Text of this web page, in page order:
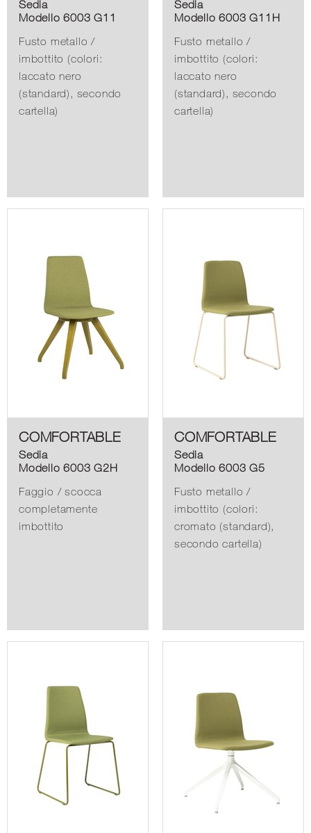
Sedia
Modello 6003 G11
Fusto metallo /
imbottito (colori:
laccato nero
(standard), secondo
cartella)
Sedia
Modello 6003 G11H
Fusto metallo /
imbottito (colori:
laccato nero
(standard), secondo
cartella)
COMFORTABLE
Sedia
Modello 6003 G2H
Faggio / scocca
completamente
imbottito
COMFORTABLE
Sedia
Modello 6003 G5
Fusto metallo /
imbottito (colori:
cromato (standard),
secondo cartella)